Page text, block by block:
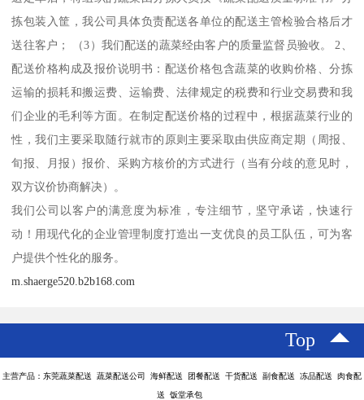
拣包装入筐，我公司具体负责配送各单位的配送主管检验合格后才
送往客户； （3）我们配送的蔬菜经由客户的质量监督员验收。 2、
配送价格构成及报价说明书：配送价格包含蔬菜的收购价格、分拣
运输的损耗和搬运费、运输费、法律规定的税费和行业交易费和我
们企业的毛利等方面。在制定配送价格的过程中，根据蔬菜行业的
性，我们主要采取随行就市的原则主要采取由供应商定期（周报、
旬报、月报）报价、采购方核价的方式进行（当有分歧的意见时，
双方议价协商解决）。
我们公司以客户的满意度为标准，专注细节，坚守承诺，快速行
动！用现代化的企业管理制度打造出一支优良的员工队伍，可为客
户提供个性化的服务。
m.shaerge520.b2b168.com
Top
主营产品：东莞蔬菜配送 蔬菜配送公司 海鲜配送 团餐配送 干货配送 副食配送 冻品配送 肉食配
送 饭堂承包